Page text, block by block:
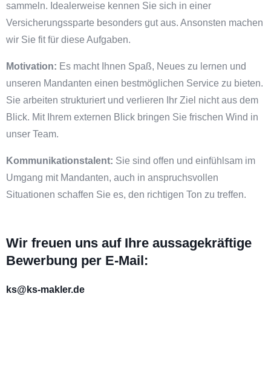
sammeln. Idealerweise kennen Sie sich in einer
Versicherungssparte besonders gut aus. Ansonsten machen
wir Sie fit für diese Aufgaben.
Motivation: Es macht Ihnen Spaß, Neues zu lernen und
unseren Mandanten einen bestmöglichen Service zu bieten.
Sie arbeiten strukturiert und verlieren Ihr Ziel nicht aus dem
Blick. Mit Ihrem externen Blick bringen Sie frischen Wind in
unser Team.
Kommunikationstalent: Sie sind offen und einfühlsam im
Umgang mit Mandanten, auch in anspruchsvollen
Situationen schaffen Sie es, den richtigen Ton zu treffen.
Wir freuen uns auf Ihre aussagekräftige
Bewerbung per E-Mail:
ks@ks-makler.de